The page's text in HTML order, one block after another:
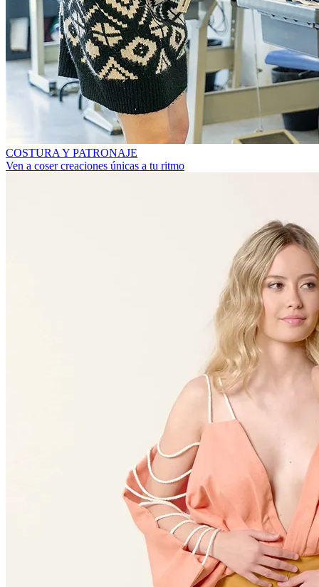
COSTURA Y PATRONAJE
Ven a coser creaciones únicas a tu ritmo